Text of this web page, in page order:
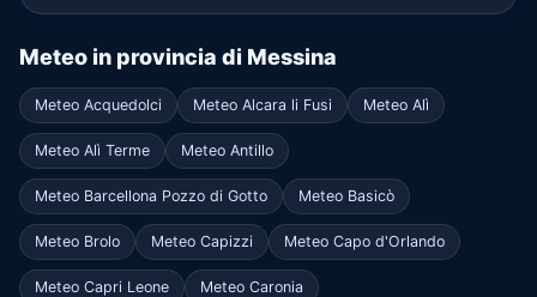
Meteo in provincia di Messina
Meteo Acquedolci Meteo Alcara li Fusi Meteo Alì
Meteo Alì Terme Meteo Antillo
Meteo Barcellona Pozzo di Gotto Meteo Basicò
Meteo Brolo Meteo Capizzi Meteo Capo d'Orlando
Meteo Capri Leone Meteo Caronia